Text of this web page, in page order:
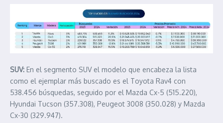
SUV: En el segmento SUV el modelo que encabeza la lista
como el ejemplar más buscado es el Toyota Rav4 con
538.456 búsquedas, seguido por el Mazda Cx-5 (515.220),
Hyundai Tucson (357.308), Peugeot 3008 (350.028) y Mazda
Cx-30 (329.947).